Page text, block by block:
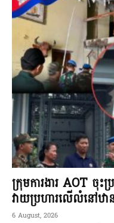
ក្រុមការងារ AOT ចុ
វាយប្រហារលើលំនៅឋា
6 August, 2026